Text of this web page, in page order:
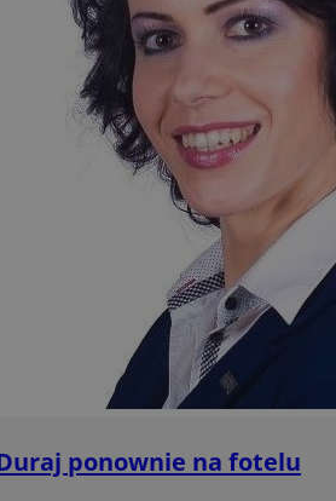
ponownie na fotelu